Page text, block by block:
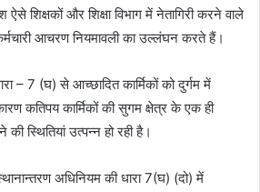
शिक्षकों और शिक्षा विभाग में नेतागिरी करने वाले
आचरण नियमावली का उल्लंघन करते हैं।
– 7 (घ) से आच्छादित कार्मिकों को दुर्गम में
कतिपय कार्मिकों की सुगम क्षेत्र के एक ही
की स्थितियां उत्पन्न हो रही है।
अधिनियम की धारा 7(घ) (दो) में